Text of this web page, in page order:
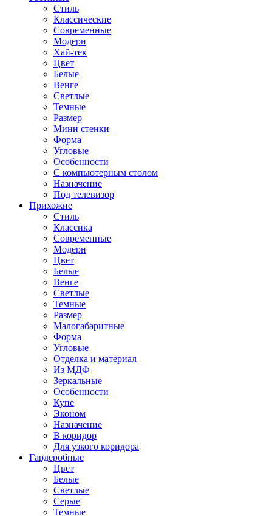
Стиль
Классические
Современные
Модерн
Хай-тек
Цвет
Белые
Венге
Светлые
Темные
Размер
Мини стенки
Форма
Угловые
Особенности
С компьютерным столом
Назначение
Под телевизор
Прихожие
Стиль
Классика
Современные
Модерн
Цвет
Белые
Венге
Светлые
Темные
Размер
Малогабаритные
Форма
Угловые
Отделка и материал
Из МДФ
Зеркальные
Особенности
Купе
Эконом
Назначение
В коридор
Для узкого коридора
Гардеробные
Цвет
Белые
Светлые
Серые
Темные